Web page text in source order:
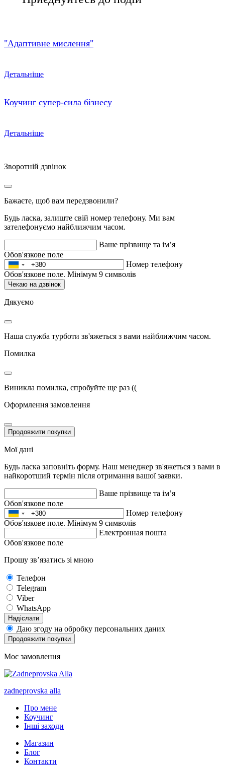
"Адаптивне мислення"
Детальніше
Коучинг супер-сила бізнесу
Детальніше
Зворотній дзвінок
Бажаєте, щоб вам передзвонили?
Будь ласка, залиште свій номер телефону. Ми вам
зателефонуємо найближчим часом.
Ваше прізвище та ім’я
Обов'язкове поле
Номер телефону
Обов'язкове поле. Мінімум 9 символів
Чекаю на дзвінок
Дякуємо
Наша служба турботи зв'яжеться з вами найближчим часом.
Помилка
Виникла помилка, спробуйте ще раз ((
Оформлення замовлення
Продовжити покупки
Мої дані
Будь ласка заповніть форму. Наш менеджер зв'яжеться з вами в
найкоротший термін після отримання вашої заявки.
Ваше прізвище та ім’я
Обов'язкове поле
Номер телефону
Обов'язкове поле. Мінімум 9 символів
Електронная пошта
Обов'язкове поле
Прошу зв’язатись зі мною
Телефон
Telegram
Viber
WhatsApp
Надіслати
Даю згоду на обробку персональних даних
Продовжити покупки
Моє замовлення
zadneprovska alla
Про мене
Коучинг
Інші заходи
Магазин
Блог
Контакти